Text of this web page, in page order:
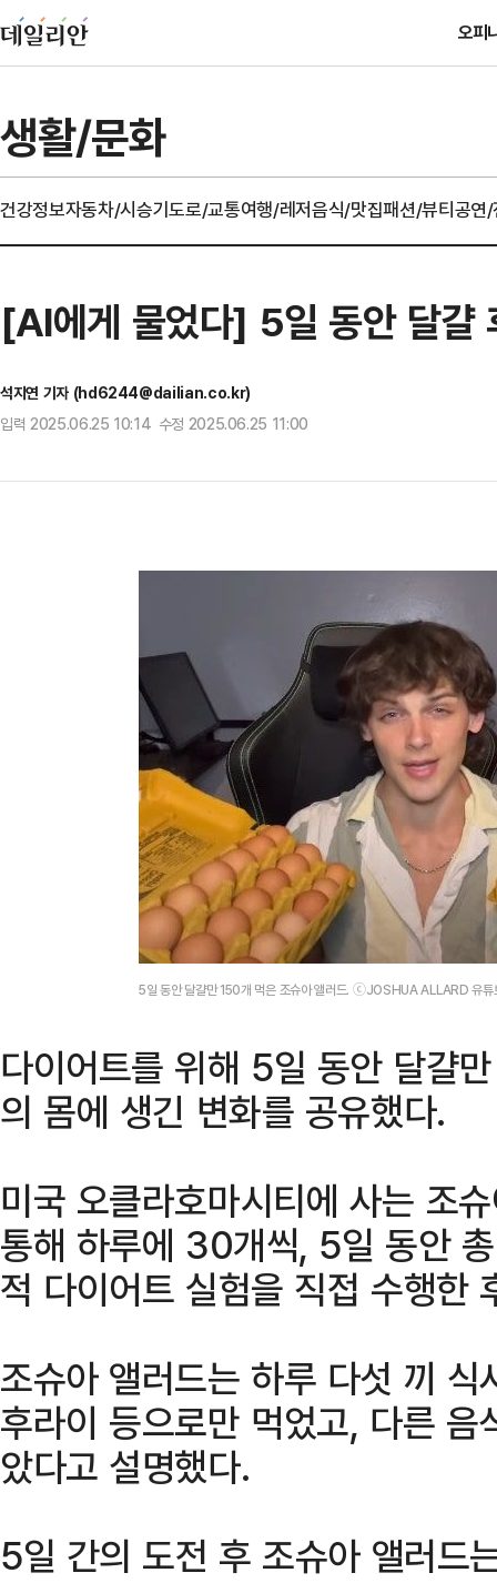
오피
생활/문화
건강정보자동차/시승기도로/교통여행/레저음식/맛집패션/뷰티공연
[AI에게 물었다] 5일 동안 달걀
석지연 기자 (hd6244@dailian.co.kr)
입력 2025.06.25 10:14 수정 2025.06.25 11:00
5일 동안 달걀만 150개 먹은 조슈아 앨러드. ⓒJOSHUA ALLARD 유튜
다이어트를 위해 5일 동안 달걀
의 몸에 생긴 변화를 공유했다.
미국 오클라호마시티에 사는 조
통해 하루에 30개씩, 5일 동안
적 다이어트 실험을 직접 수행한
조슈아 앨러드는 하루 다섯 끼
후라이 등으로만 먹었고, 다른
았다고 설명했다.
5일 간의 도전 후 조슈아 앨러드